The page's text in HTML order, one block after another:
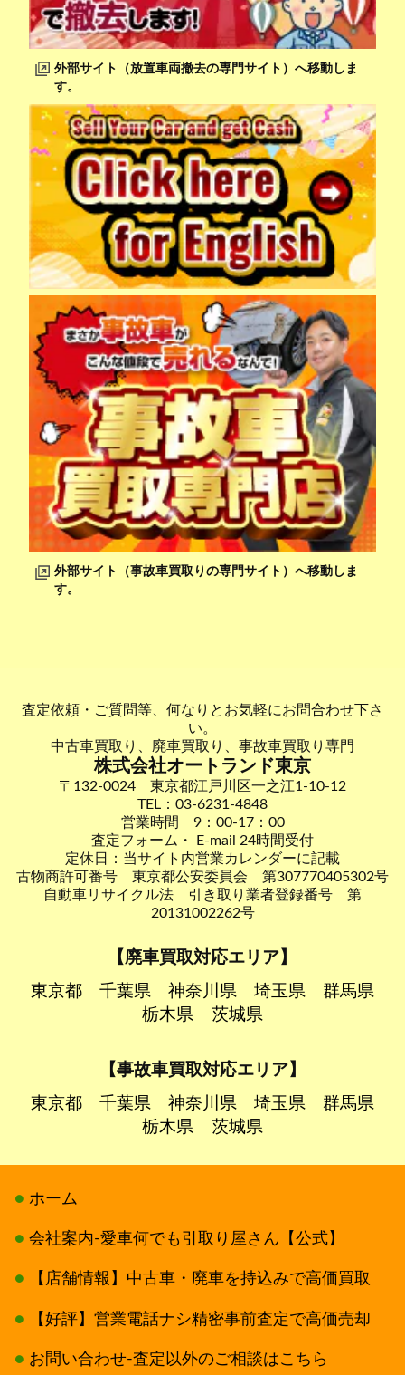
外部サイト（放置車両撤去の専門サイト）へ移動しま
す。
外部サイト（事故車買取りの専門サイト）へ移動しま
す。
査定依頼・ご質問等、何なりとお気軽にお問合わせ下さ
い。
中古車買取り、廃車買取り、事故車買取り専門
株式会社オートランド東京
〒132-0024 東京都江戸川区一之江1-10-12
TEL：03-6231-4848
営業時間 9：00-17：00
査定フォーム・ E-mail 24時間受付
定休日：当サイト内営業カレンダーに記載
古物商許可番号 東京都公安委員会 第307770405302号
自動車リサイクル法 引き取り業者登録番号 第
20131002262号
【廃車買取対応エリア】
東京都
千葉県 神奈川県 埼玉県
群馬県
栃木県
茨城県
【事故車買取対応エリア】
東京都
千葉県 神奈川県 埼玉県
群馬県
栃木県
茨城県
ホーム
会社案内-愛車何でも引取り屋さん【公式】
【店舗情報】中古車・廃車を持込みで高価買取
【好評】営業電話ナシ精密事前査定で高価売却
お問い合わせ-査定以外のご相談はこちら